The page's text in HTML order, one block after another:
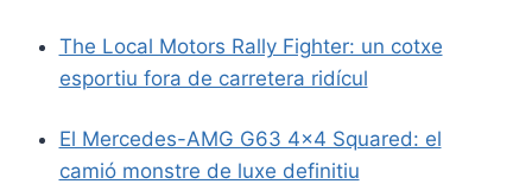
The Local Motors Rally Fighter: un cotxe
esportiu fora de carretera ridícul
El Mercedes-AMG G63 4×4 Squared: el
camió monstre de luxe definitiu